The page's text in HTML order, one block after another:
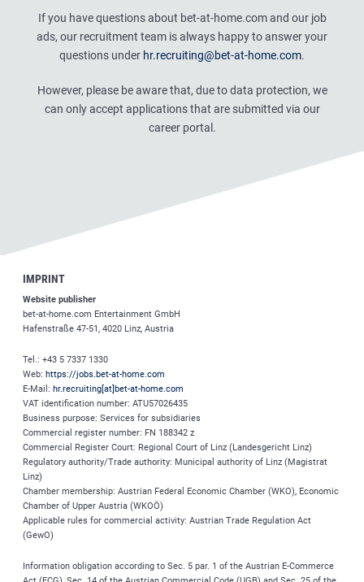
If you have questions about bet-at-home.com and our job
ads, our recruitment team is always happy to answer your
questions under hr.recruiting@bet-at-home.com.
However, please be aware that, due to data protection, we
can only accept applications that are submitted via our
career portal.
IMPRINT
Website publisher
bet-at-home.com Entertainment GmbH
Hafenstraße 47-51, 4020 Linz, Austria
Tel.: +43 5 7337 1330
Web: https://jobs.bet-at-home.com
E-Mail: hr.recruiting[at]bet-at-home.com
VAT identification number: ATU57026435
Business purpose: Services for subsidiaries
Commercial register number: FN 188342 z
Commercial Register Court: Regional Court of Linz (Landesgericht Linz)
Regulatory authority/Trade authority: Municipal authority of Linz (Magistrat
Linz)
Chamber membership: Austrian Federal Economic Chamber (WKO), Economic
Chamber of Upper Austria (WKOÖ)
Applicable rules for commercial activity: Austrian Trade Regulation Act
(GewO)
Information obligation according to Sec. 5 par. 1 of the Austrian E-Commerce